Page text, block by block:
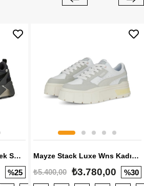
Rs-X Efekt Gradient Erkek Sneaker
%25
Mayze Stack Luxe Wns Kadın Sneaker
₺5.400,00 ₺3.780,00 %30